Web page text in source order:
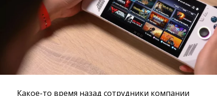
Какое-то время назад сотрудники компании